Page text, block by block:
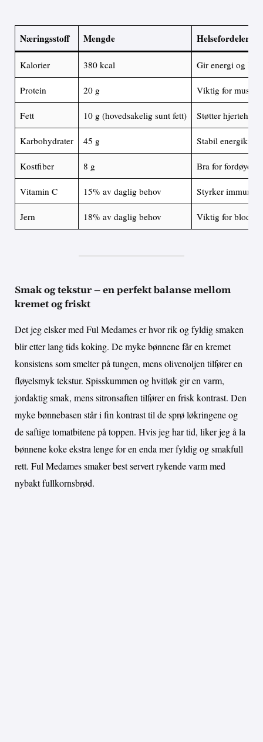
Næringsstoff Mengde Helsefordeler
Kalorier 380 kcal Gir energi og
Protein 20 g Viktig for
Fett 10 g (hovedsakelig sunt fett) Støtter
Karbohydrater 45 g Stabil energikilde
Kostfiber 8 g Bra for
Vitamin C 15% av daglig behov Styrker
Jern 18% av daglig behov Viktig for
Smak og tekstur – en perfekt balanse mellom
kremet og friskt
Det jeg elsker med Ful Medames er hvor rik og fyldig smaken
blir etter lang tids koking. De myke bønnene får en kremet
konsistens som smelter på tungen, mens olivenoljen tilfører en
fløyelsmyk tekstur. Spisskummen og hvitløk gir en varm,
jordaktig smak, mens sitronsaften tilfører en frisk kontrast. Den
myke bønnebasen står i fin kontrast til de sprø løkringene og
de saftige tomatbitene på toppen. Hvis jeg har tid, liker jeg å la
bønnene koke ekstra lenge for en enda mer fyldig og smakfull
rett. Ful Medames smaker best servert rykende varm med
nybakt fullkornsbrød.